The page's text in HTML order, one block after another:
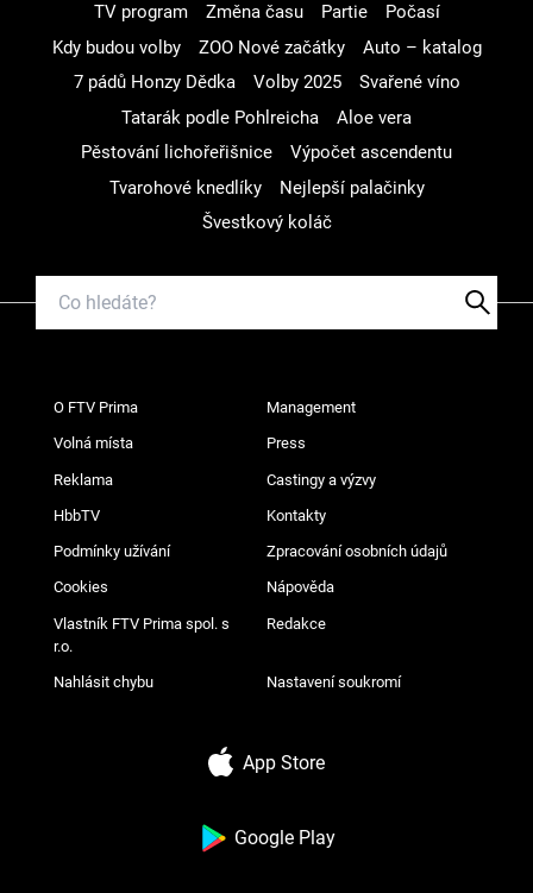
TV program
Změna času Partie
Počasí
Kdy budou volby
ZOO Nové začátky
Auto – katalog
7 pádů Honzy Dědka
Volby 2025
Svařené víno
Tatarák podle Pohlreicha
Aloe vera
Pěstování lichořeřišnice
Výpočet ascendentu
Tvarohové knedlíky
Nejlepší palačinky
Švestkový koláč
O FTV Prima Management
Volná místa Press
Reklama Castingy a výzvy
HbbTV Kontakty
Podmínky užívání Zpracování osobních údajů
Cookies Nápověda
Vlastník FTV Prima spol. s
r.o.
Redakce
Nahlásit chybu Nastavení soukromí
App Store
Google Play